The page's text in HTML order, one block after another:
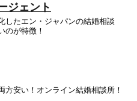
ジェント
したエン・ジャパンの結婚相談
のが特徴！
方安い！オンライン結婚相談所！